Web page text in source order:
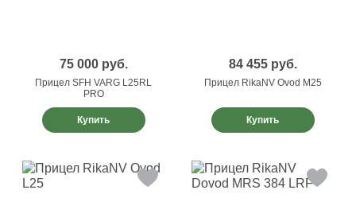
75 000 руб.
Прицел SFH VARG L25RL
PRO
Купить
84 455 руб.
Прицел RikaNV Ovod M25
Купить